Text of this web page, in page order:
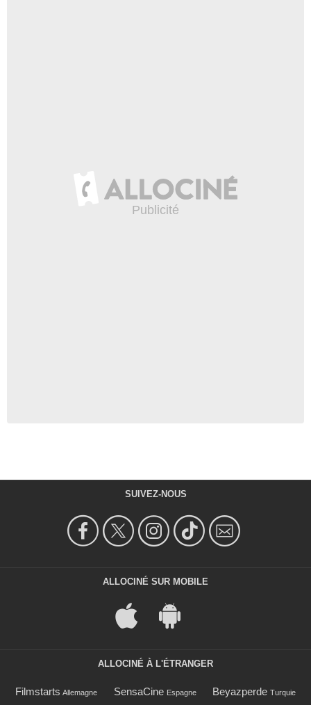
SUIVEZ-NOUS
ALLOCINÉ SUR MOBILE
ALLOCINÉ À L'ÉTRANGER
Filmstarts Allemagne SensaCine Espagne Beyazperde Turquie